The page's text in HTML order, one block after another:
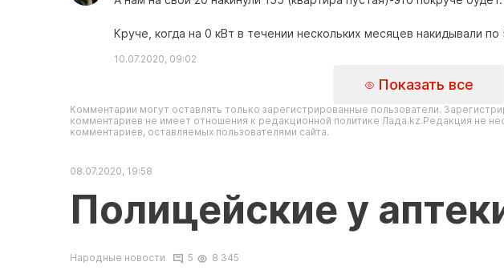
Круче, когда на 0 кВт в течении нескольких месяцев накидывали по
10.07.2020, 09:02
Показать все
Комментарии могут оставлять только зарегистрированные пользователи.
комментариев не имеет отношения к редакционной политике Лада.kz.Редакция не
комментариев, оставляемых пользователями сайта.
08.07.2020, 19:58
Полицейские у
Народные новости 5 8 345